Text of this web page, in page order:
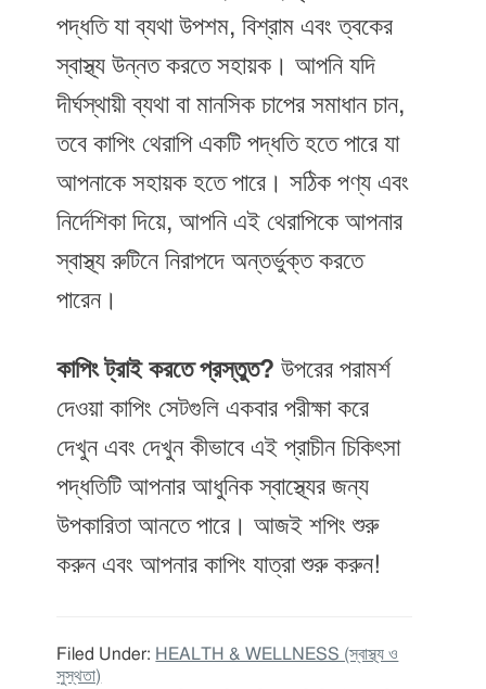
পদ্ধতি যা ব্যথা উপশম, বিশ্রাম এবং ত্বকের
স্বাস্থ্য উন্নত করতে সহায়ক। আপনি যদি
দীর্ঘস্থায়ী ব্যথা বা মানসিক চাপের সমাধান চান,
তবে কাপিং থেরাপি একটি পদ্ধতি হতে পারে যা
আপনাকে সহায়ক হতে পারে। সঠিক পণ্য এবং
নির্দেশিকা দিয়ে, আপনি এই থেরাপিকে আপনার
স্বাস্থ্য রুটিনে নিরাপদে অন্তর্ভুক্ত করতে
পারেন।
কাপিং ট্রাই করতে প্রস্তুত? উপরের পরামর্শ
দেওয়া কাপিং সেটগুলি একবার পরীক্ষা করে
দেখুন এবং দেখুন কীভাবে এই প্রাচীন চিকিৎসা
পদ্ধতিটি আপনার আধুনিক স্বাস্থ্যের জন্য
উপকারিতা আনতে পারে। আজই শপিং শুরু
করুন এবং আপনার কাপিং যাত্রা শুরু করুন!
Filed Under: HEALTH & WELLNESS (স্বাস্থ্য ও
সুস্থতা)